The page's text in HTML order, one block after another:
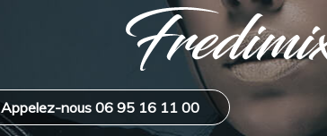
Appelez-nous 06 95 16 11 00